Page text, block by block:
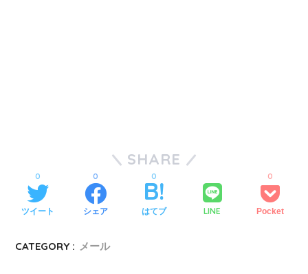
SHARE
ツイート
0
シェア
0
はてブ
0
LINE Pocket
0
CATEGORY : メール